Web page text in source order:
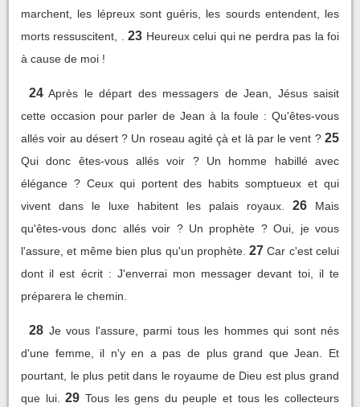
marchent, les lépreux sont guéris, les sourds entendent, les
morts ressuscitent, .
23 Heureux celui qui ne perdra pas la foi
à cause de moi !
24 Après le départ des messagers de Jean, Jésus saisit
cette occasion pour parler de Jean à la foule : Qu'êtes-vous
allés voir au désert ? Un roseau agité çà et là par le vent ? 25
Qui donc êtes-vous allés voir ? Un homme habillé avec
élégance ? Ceux qui portent des habits somptueux et qui
vivent dans le luxe habitent les palais royaux.
26
Mais
qu'êtes-vous donc allés voir ? Un prophète ? Oui, je vous
l'assure, et même bien plus qu'un prophète. 27 Car c'est celui
dont il est écrit : J'enverrai mon messager devant toi, il te
préparera le chemin.
28 Je vous l'assure, parmi tous les hommes qui sont nés
d'une femme, il n'y en a pas de plus grand que Jean. Et
pourtant, le plus petit dans le royaume de Dieu est plus grand
que lui.
29 Tous les gens du peuple et tous les collecteurs